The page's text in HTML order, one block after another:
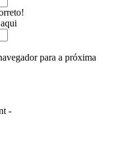
para a próxima
-